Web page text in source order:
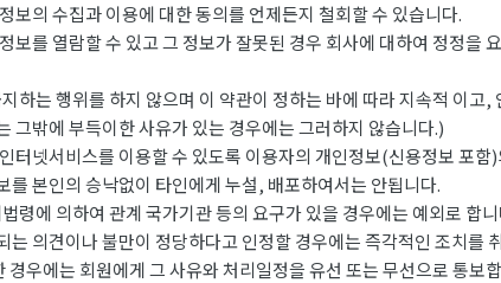
보의 수집과 이용에 대한 동의를 언제든지 철회할 수 있습니다.
보를 열람할 수 있고 그 정보가 잘못된 경우 회사에 대하여 정정을
하는 행위를 하지 않으며 이 약관이 정하는 바에 따라 지속적 이고
밖에 부득이한 사유가 있는 경우에는 그러하지 않습니다.)
터넷서비스를 이용할 수 있도록 이용자의 개인정보(신용정보 포함
본인의 승낙없이 타인에게 누설, 배포하여서는 안됩니다.
에 의하여 관계 국가기관 등의 요구가 있을 경우에는 예외로 합니
의견이나 불만이 정당하다고 인정할 경우에는 즉각적인 조치를
에는 회원에게 그 사유와 처리일정을 유선 또는 무선으로 통보